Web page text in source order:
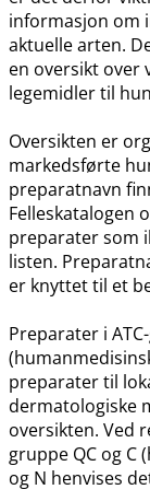
informasjon om
aktuelle arten.
en oversikt over
legemidler til
Oversikten er
markedsførte
preparatnavn
Felleskatalogen
preparater som
listen.
er knyttet til et
Preparater i
preparater til
dermatologiske
oversikten. Ved
gruppe QC og C
og N henvises